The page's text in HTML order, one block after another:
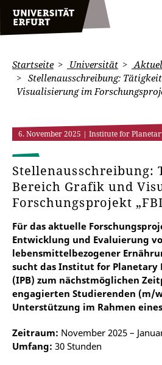
Startseite Universität
Stellenausschreibung:
Visualisierung im
6. November 2025 | Institute for
Stellenausschreibung:
Bereich Grafik und
Forschungsprojekt
Für das aktuelle
Entwicklung und Evaluierung
lebensmittelbezogener
sucht das Institut for Planetary
(IPB) zum nächstmöglichen
engagierten Studierenden (m/
Unterstützung im Rahmen
Zeitraum: November 2025 –
Umfang: 30 Stunden